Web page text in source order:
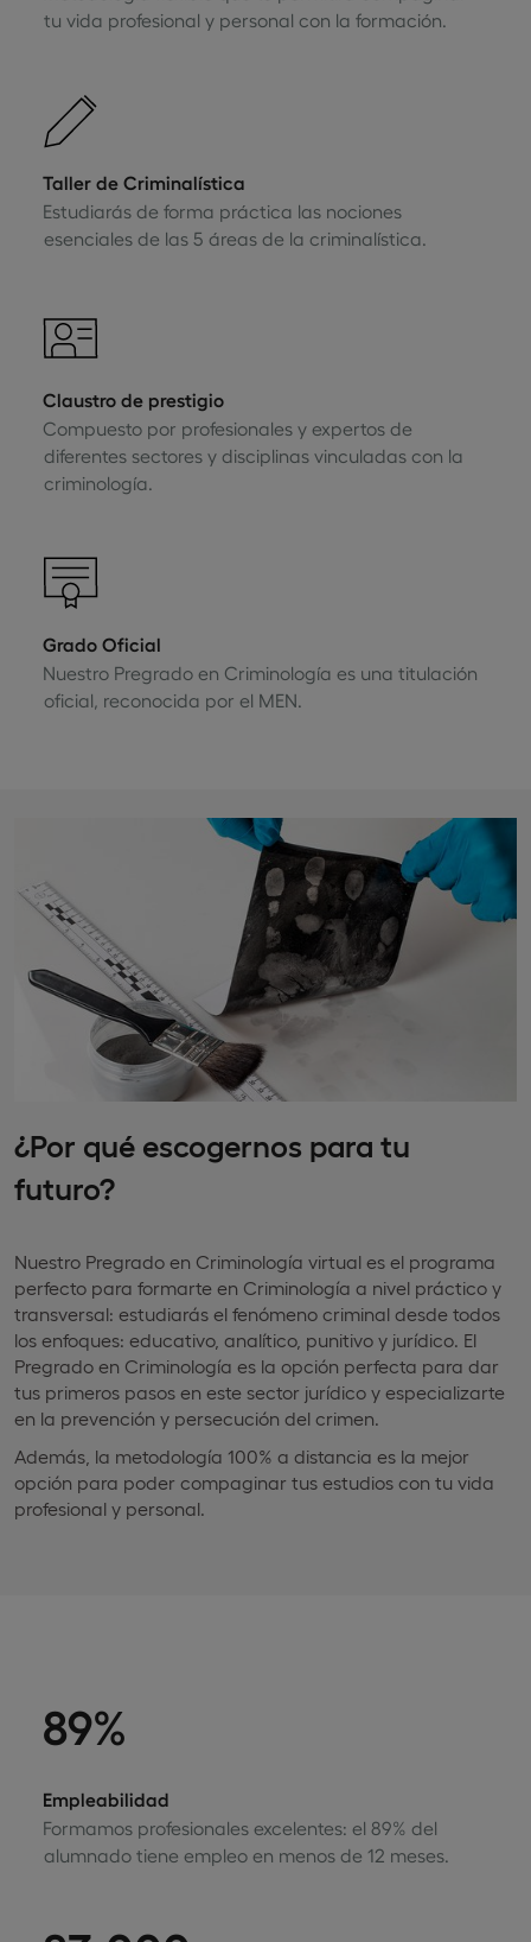
tu vida profesional y personal con la formación.
Taller de Criminalística
Estudiarás de forma práctica las nociones
esenciales de las 5 áreas de la criminalística.
Claustro de prestigio
Compuesto por profesionales y expertos de
diferentes sectores y disciplinas vinculadas con la
criminología.
Grado Oficial
Nuestro Pregrado en Criminología es una titulación
oficial, reconocida por el MEN.
¿Por qué escogernos para tu
futuro?
Nuestro Pregrado en Criminología virtual es el programa
perfecto para formarte en Criminología a nivel práctico y
transversal: estudiarás el fenómeno criminal desde todos
los enfoques: educativo, analítico, punitivo y jurídico. El
Pregrado en Criminología es la opción perfecta para dar
tus primeros pasos en este sector jurídico y especializarte
en la prevención y persecución del crimen.
Además, la metodología 100% a distancia es la mejor
opción para poder compaginar tus estudios con tu vida
profesional y personal.
89%
Empleabilidad
Formamos profesionales excelentes: el 89% del
alumnado tiene empleo en menos de 12 meses.